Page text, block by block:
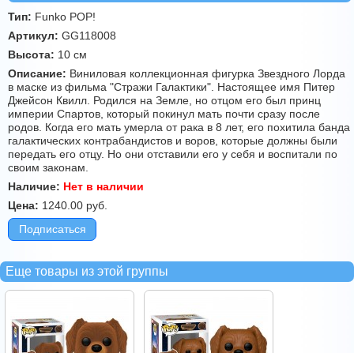
Тип: Funko POP!
Артикул: GG118008
Высота: 10 см
Описание: Виниловая коллекционная фигурка Звездного Лорда
в маске из фильма "Стражи Галактики". Настоящее имя Питер
Джейсон Квилл. Родился на Земле, но отцом его был принц
империи Спартов, который покинул мать почти сразу после
родов. Когда его мать умерла от рака в 8 лет, его похитила банда
галактических контрабандистов и воров, которые должны были
передать его отцу. Но они отставили его у себя и воспитали по
своим законам.
Наличие: Нет в наличии
Цена: 1240.00 руб.
Подписаться
Еще товары из этой группы